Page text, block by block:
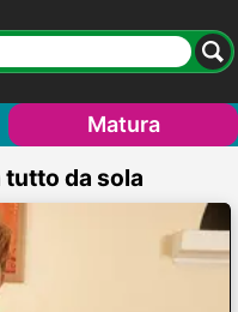
Matura
da sola